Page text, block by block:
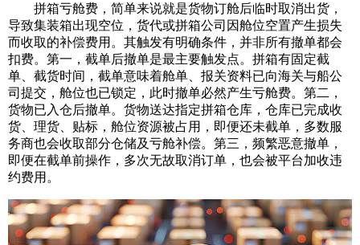
拼箱亏舱费，简单来说就是货物订舱后临时取消出货，
导致集装箱出现空位，货代或拼箱公司因舱位空置产生损失
而收取的补偿费用。其触发有明确条件，并非所有撤单都会
扣费。第一，截单后撤单是最主要触发点。拼箱有固定截
单、截货时间，截单意味着舱单、报关资料已向海关与船公
司提交，舱位也已锁定，此时撤单必然产生亏舱费。第二，
货物已入仓后撤单。货物送达指定拼箱仓库，仓库已完成收
货、理货、贴标，舱位资源被占用，即便还未截单，多数服
务商也会收取部分仓储及亏舱补偿。第三，频繁恶意撤单，
即便在截单前操作，多次无故取消订单，也会被平台加收违
约费用。